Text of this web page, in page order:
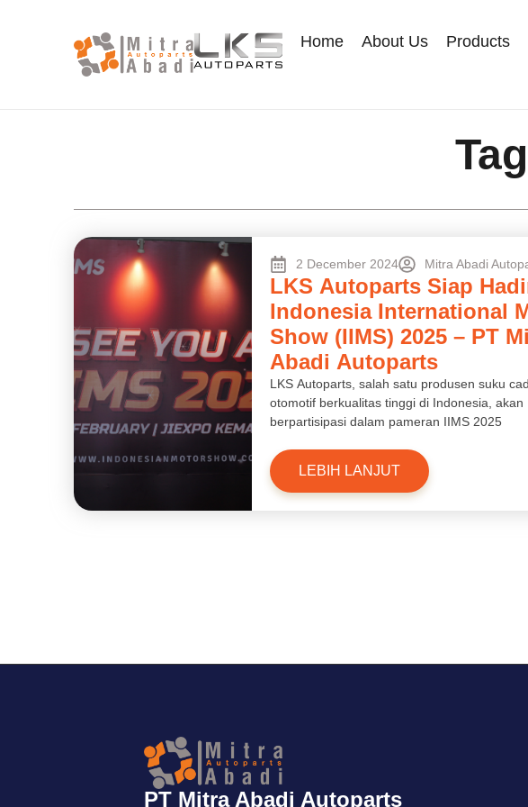
Home About Us Products
2 December 2024 Mitra Abadi
LKS Autoparts Siap
Indonesia International
Show (IIMS) 2025 – PT
Abadi Autoparts
LKS Autoparts, salah satu produsen suku
otomotif berkualitas tinggi di Indonesia, akan
berpartisipasi dalam pameran IIMS 2025
LEBIH LANJUT
PT Mitra Abadi Autoparts